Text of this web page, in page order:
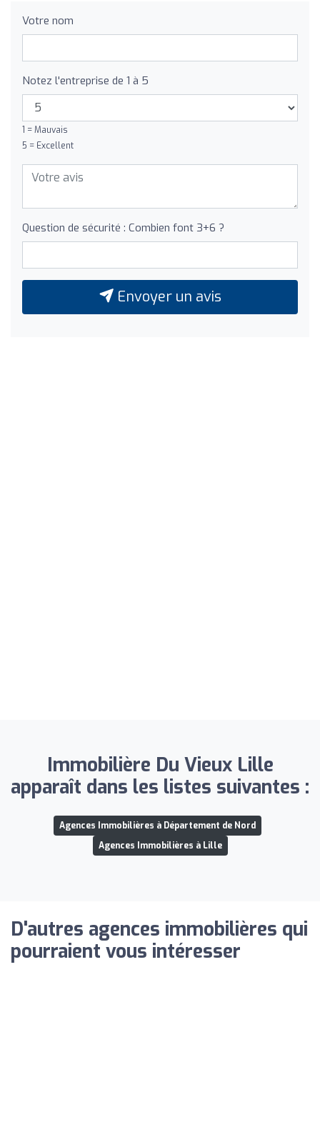
Votre nom
Notez l'entreprise de 1 à 5
1 = Mauvais
5 = Excellent
Question de sécurité : Combien font 3+6 ?
Envoyer un avis
Immobilière Du Vieux Lille
apparaît dans les listes suivantes :
Agences Immobilières à Département de Nord
Agences Immobilières à Lille
D'autres agences immobilières qui
pourraient vous intéresser